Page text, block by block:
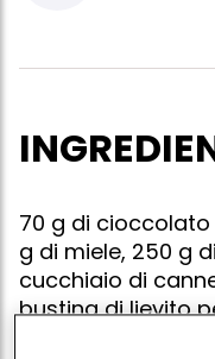
70 g di cioccolato
g di miele, 250 g
cucchiaio di
bustina di lievito